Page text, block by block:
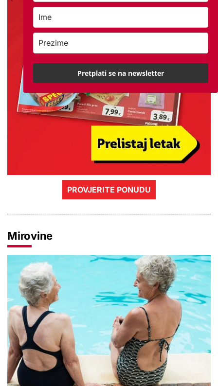
PROVJERITE PONUDU
Mirovine
Pretplati se na newsletter